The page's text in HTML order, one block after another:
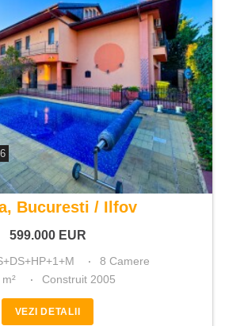
vila 8 camere
Bucuresti / Ilfov
599.000 EUR
8 Camere
Construit 2005
VEZI DETALII